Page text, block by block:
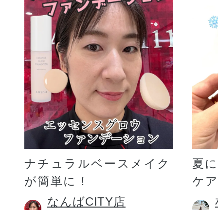
ギフト
ご利用ガイド
よくあるご質問
ナチュラルベースメイク
が簡単に！
なんばCITY店
夏
ケ